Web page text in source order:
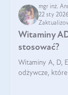
mgr inż.
22 sty 2026
Witaminy
stosować?
Witaminy A, D,
odżywcze, które